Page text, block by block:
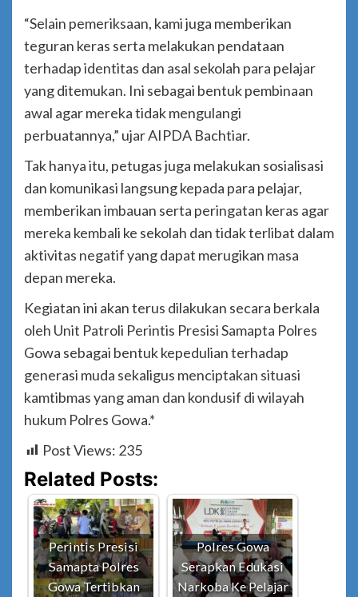
“Selain pemeriksaan, kami juga memberikan
teguran keras serta melakukan pendataan
terhadap identitas dan asal sekolah para pelajar
yang ditemukan. Ini sebagai bentuk pembinaan
awal agar mereka tidak mengulangi
perbuatannya,” ujar AIPDA Bachtiar.
Tak hanya itu, petugas juga melakukan sosialisasi
dan komunikasi langsung kepada para pelajar,
memberikan imbauan serta peringatan keras agar
mereka kembali ke sekolah dan tidak terlibat dalam
aktivitas negatif yang dapat merugikan masa
depan mereka.
Kegiatan ini akan terus dilakukan secara berkala
oleh Unit Patroli Perintis Presisi Samapta Polres
Gowa sebagai bentuk kepedulian terhadap
generasi muda sekaligus menciptakan situasi
kamtibmas yang aman dan kondusif di wilayah
hukum Polres Gowa.*
Post Views: 235
Related Posts:
Perintis Presisi
Samapta Polres
Gowa Tertibkan
Polres Gowa
Serapkan Edukasi
Narkoba Ke Pelajar